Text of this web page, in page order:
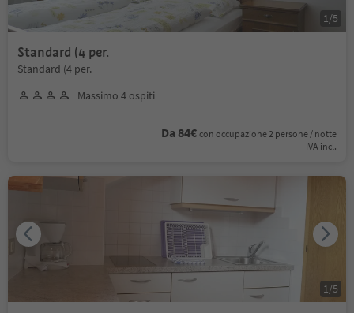
Standard (4 per.
Standard (4 per.
Massimo 4 ospiti
Da 84€ con occupazione 2 persone / notte
IVA incl.
1 /5
1 /5